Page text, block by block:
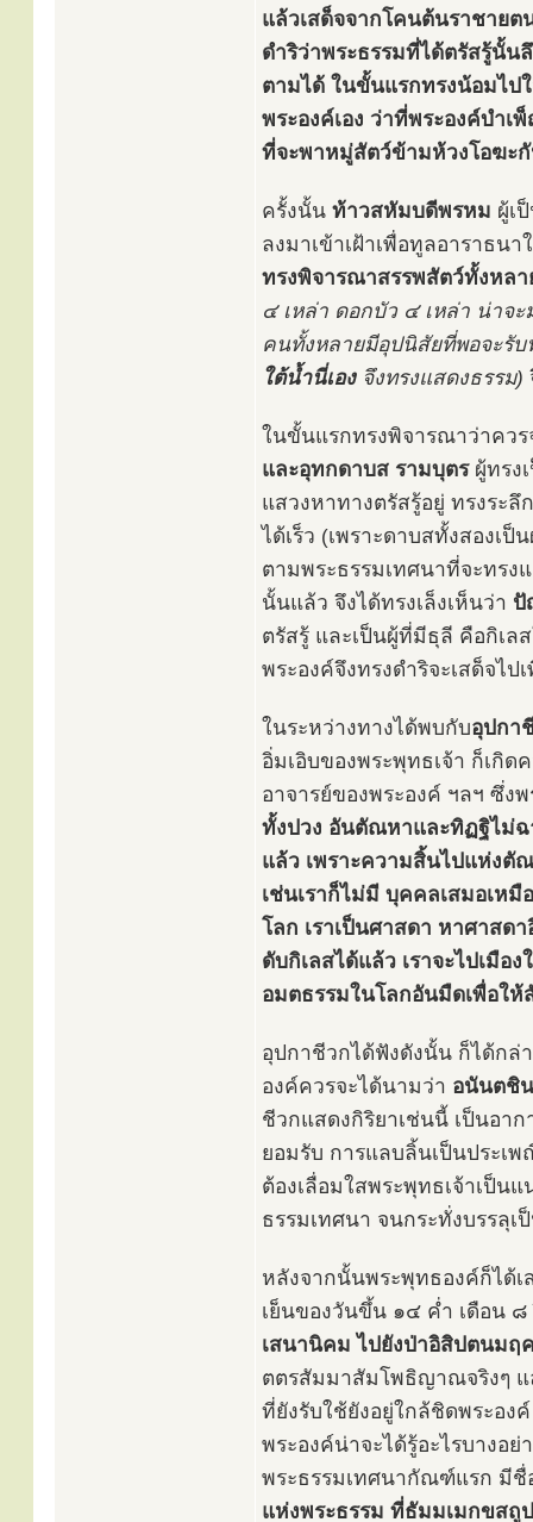
แล้วเสด็จจากโคนต้นราชาย
ดำริว่าพระธรรมที่ได้ตรัสรู้นั้น
ตามได้ ในขั้นแรกทรงน้อมไป
พระองค์เอง ว่าที่พระองค์บำ
ที่จะพาหมู่สัตว์ข้ามห้วงโอฆะ
ครั้งนั้น ท้าวสหัมบดีพรหม ผู้เ
ลงมาเข้าเฝ้าเพื่อทูลอาราธน
ทรงพิจารณาสรรพสัตว์ทั้งหล
๔ เหล่า ดอกบัว ๔ เหล่า น่าจ
คนทั้งหลายมีอุปนิสัยที่พอจะรับ
ใต้น้ำนี่เองจึงทรงแสดงธรรม)
ในขั้นแรกทรงพิจารณาว่าควร
และอุทกดาบส รามบุตรผู้ทรง
แสวงหาทางตรัสรู้อยู่ ทรงระ
ได้เร็ว (เพราะดาบสทั้งสองเ
ตามพระธรรมเทศนาที่จะทรง
นั้นแล้ว จึงได้ทรงเล็งเห็นว่า ปั
ตรัสรู้ และเป็นผู้ที่มีธุลี คือกิเ
พระองค์จึงทรงดำริจะเสด็จไ
ในระหว่างทางได้พบกับอุปกา
อิ่มเอิบของพระพุทธเจ้า ก็เกิด
อาจารย์ของพระองค์ ฯลฯ ซึ่ง
ทั้งปวง อันตัณหาและทิฏฐิไม่ฉ
แล้ว เพราะความสิ้นไปแห่งตัณ
เช่นเราก็ไม่มี บุคคลเสมอเหมื
โลก เราเป็นศาสดา หาศาสด
ดับกิเลสได้แล้ว เราจะไปเมือ
อมตธรรมในโลกอันมืดเพื่อให้
อุปกาชีวกได้ฟังดังนั้น ก็ได้กล่
องค์ควรจะได้นามว่า อนันตชิ
ชีวกแสดงกิริยาเช่นนี้ เป็นอา
ยอมรับ การแลบลิ้นเป็นประเ
ต้องเลื่อมใสพระพุทธเจ้าเป็น
ธรรมเทศนา จนกระทั่งบรรลุเ
หลังจากนั้นพระพุทธองค์ก็ได้
เย็นของวันขึ้น ๑๔ ค่ำ เดือน
เสนานิคม ไปยังป่าอิสิปตนมฤ
ตตรสัมมาสัมโพธิญาณจริงๆ แ
ที่ยังรับใช้ยังอยู่ใกล้ชิดพระอง
พระองค์น่าจะได้รู้อะไรบางอ
พระธรรมเทศนากัณฑ์แรก มีชื่
แห่งพระธรรม ที่ธัมมเมกขสถูป